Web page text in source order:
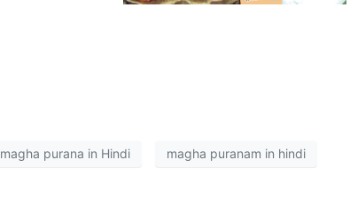
magha purana in Hindi magha puranam in hindi